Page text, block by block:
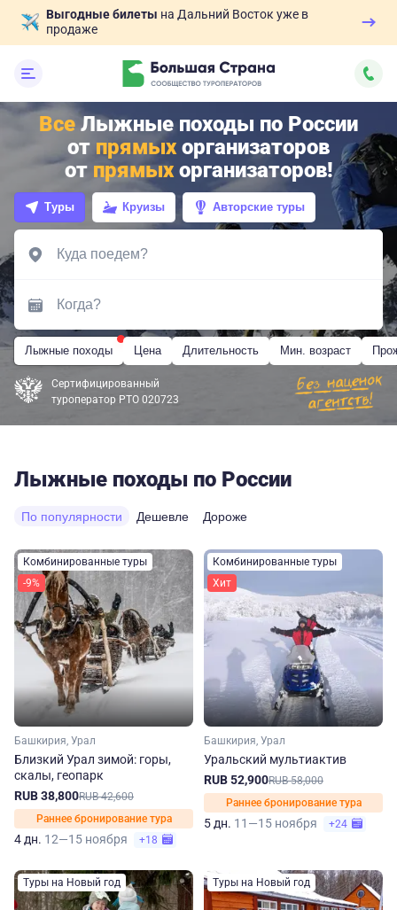
Выгодные билеты на Дальний Восток уже в
продаже
ВсеЛыжные походы по России
от прямыхорганизаторов
от прямыхорганизаторов!
Туры Круизы Авторские туры
Лыжные походы Цена Длительность Мин. возраст
Сертифицированный
туроператор РТО 020723
Лыжные походы по России
По популярности Дешевле Дороже
Комбинированные туры
-9%
Башкирия, Урал
Близкий Урал зимой: горы,
скалы, геопарк
RUB 38,800RUB 42,600
Раннее бронирование тура
4 дн. 12—15 ноября +18
Комбинированные туры
Хит
Башкирия, Урал
Уральский мультиактив
RUB 52,900RUB 58,000
Раннее бронирование тура
5 дн. 11—15 ноября +24
Туры на Новый год Туры на Новый год